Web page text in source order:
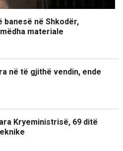
në Shkodër,
materiale
në të gjithë vendin, ende
Kryeministrisë, 69 ditë